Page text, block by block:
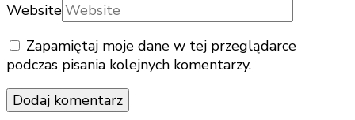
Website
Zapamiętaj moje dane w tej przeglądarce
podczas pisania kolejnych komentarzy.